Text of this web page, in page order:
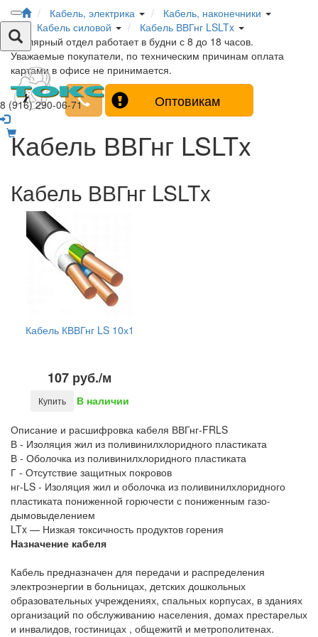
8 (916) 290-06-71
Кабель, электрика
Кабель, наконечники
Кабель силовой
Кабель ВВГнг LSLTx
Столярный отдел работает в будни с 8 до 18 часов.
Уважаемые покупатели, по техническим причинам оплата
картами в офисе не принимается.
Оптовикам
Кабель ВВГнг LSLTx
Кабель ВВГнг LSLTx
Кабель КВВГнг LS 10х1
107 руб./м
Купить В наличии
Описание и расшифровка кабеля ВВГнг-FRLS
В - Изоляция жил из поливинилхлоридного пластиката
В - Оболочка из поливинилхлоридного пластиката
Г - Отсутствие защитных покровов
нг-LS - Изоляция жил и оболочка из поливинилхлоридного
пластиката пониженной горючести с пониженным газо-
дымовыделением
LTx — Низкая токсичность продуктов горения
Назначение кабеля
Кабель предназначен для передачи и распределения
электроэнергии в больницах, детских дошкольных
образовательных учреждениях, спальных корпусах, в зданиях
организаций по обслуживанию населения, домах престарелых
и инвалидов, гостиницах , общежитй и метрополитенах.